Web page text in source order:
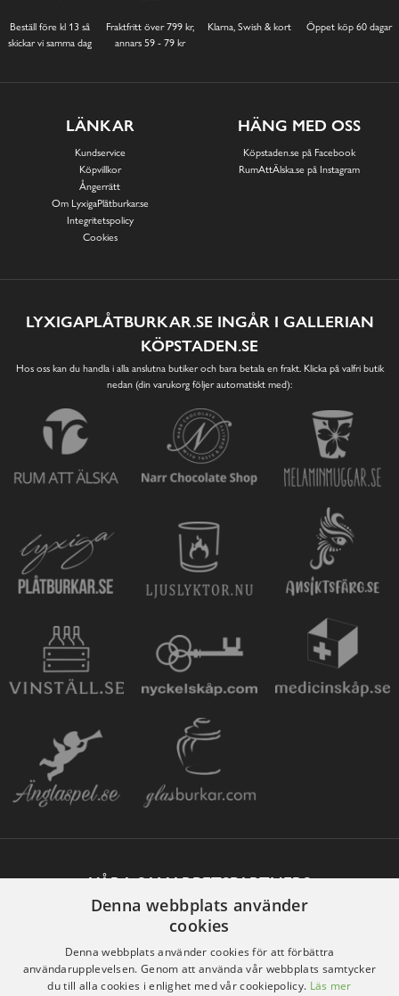
Beställ före kl 13 så
skickar vi samma dag
Fraktfritt över 799 kr,
annars 59 - 79 kr
Klarna, Swish & kort Öppet köp 60 dagar
LÄNKAR
Kundservice
Köpvillkor
Ångerrätt
Om LyxigaPlåtburkar.se
Integritetspolicy
Cookies
HÄNG MED OSS
Köpstaden.se på Facebook
RumAttÄlska.se på Instagram
LYXIGAPLÅTBURKAR.SE INGÅR I GALLERIAN
KÖPSTADEN.SE
Hos oss kan du handla i alla anslutna butiker och bara betala en frakt. Klicka på valfri butik
nedan (din varukorg följer automatiskt med):
VÅRA SAMARBETSPARTNERS
Denna webbplats använder
cookies
Denna webbplats använder cookies för att förbättra
användarupplevelsen. Genom att använda vår webbplats samtycker
du till alla cookies i enlighet med vår cookiepolicy. Läs mer